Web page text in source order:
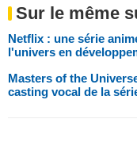
Sur le même
Netflix : une série
l'univers en
Masters of the
casting vocal de la